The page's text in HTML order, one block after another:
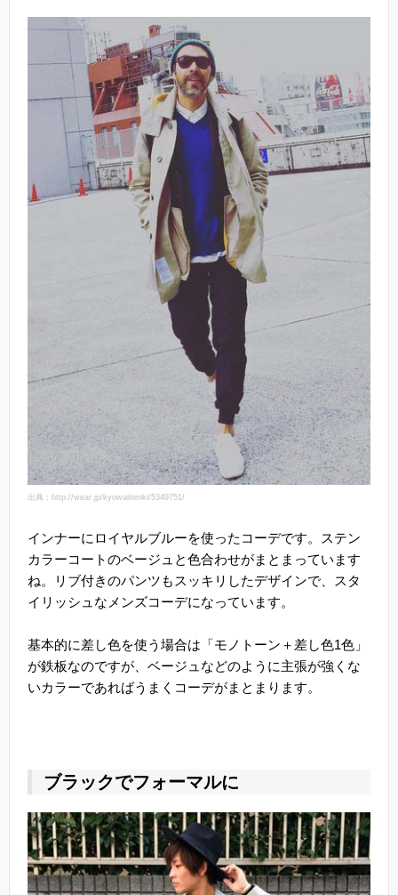
出典：http://wear.jp/kyowaiitenki/5349751/
インナーにロイヤルブルーを使ったコーデです。ステン
カラーコートのベージュと色合わせがまとまっています
ね。リブ付きのパンツもスッキリしたデザインで、スタ
イリッシュなメンズコーデになっています。
基本的に差し色を使う場合は「モノトーン＋差し色1色」
が鉄板なのですが、ベージュなどのように主張が強くな
いカラーであればうまくコーデがまとまります。
ブラックでフォーマルに